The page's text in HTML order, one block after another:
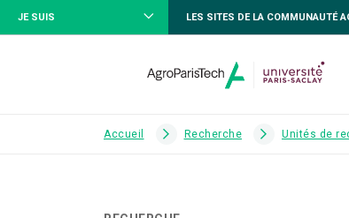
JE SUIS LES SITES DE LA COMMUNAUTÉ
Accueil Recherche Unités de